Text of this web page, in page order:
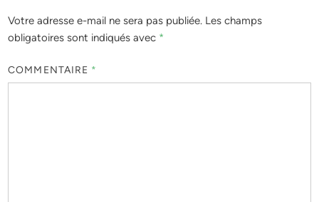
Votre adresse e-mail ne sera pas publiée. Les champs
obligatoires sont indiqués avec *
COMMENTAIRE *